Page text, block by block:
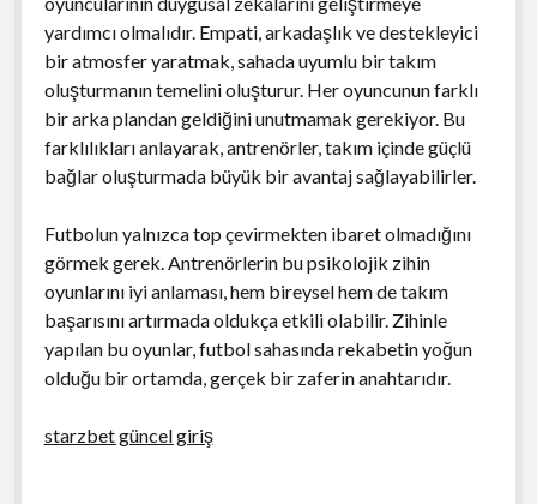
yardımcı olmalıdır. Empati, arkadaşlık ve destekleyici
bir atmosfer yaratmak, sahada uyumlu bir takım
oluşturmanın temelini oluşturur. Her oyuncunun farklı
bir arka plandan geldiğini unutmamak gerekiyor. Bu
farklılıkları anlayarak, antrenörler, takım içinde güçlü
bağlar oluşturmada büyük bir avantaj sağlayabilirler.
Futbolun yalnızca top çevirmekten ibaret olmadığını
görmek gerek. Antrenörlerin bu psikolojik zihin
oyunlarını iyi anlaması, hem bireysel hem de takım
başarısını artırmada oldukça etkili olabilir. Zihinle
yapılan bu oyunlar, futbol sahasında rekabetin yoğun
olduğu bir ortamda, gerçek bir zaferin anahtarıdır.
starzbet güncel giriş